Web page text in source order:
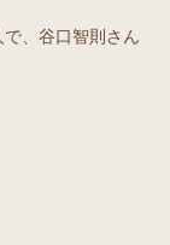
、谷口智則さん